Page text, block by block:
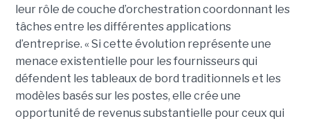
leur rôle de couche d’orchestration coordonnant les
tâches entre les différentes applications
d’entreprise. « Si cette évolution représente une
menace existentielle pour les fournisseurs qui
défendent les tableaux de bord traditionnels et les
modèles basés sur les postes, elle crée une
opportunité de revenus substantielle pour ceux qui